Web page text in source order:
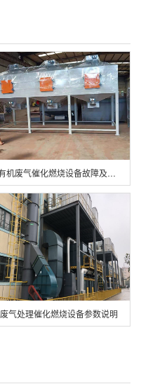
有机废气催化燃烧设备故障及解决方法
废气处理催化燃烧设备参数说明